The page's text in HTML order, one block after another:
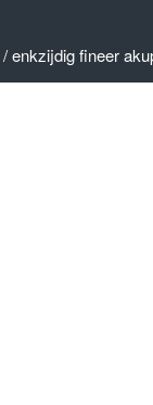
/enkzijdig fineer